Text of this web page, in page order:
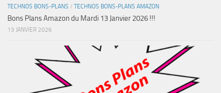
TECHNOS BONS-PLANS / TECHNOS BONS-PLANS AMAZON
Bons Plans Amazon du Mardi 13 Janvier 2026 !!!
13 JANVIER 2026